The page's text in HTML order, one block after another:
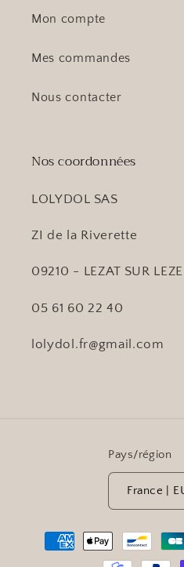
Mon compte
Mes commandes
Nous contacter
Nos coordonnées
LOLYDOL SAS
ZI de la Riverette
09210 - LEZAT SUR LEZE
05 61 60 22 40
lolydol.fr@gmail.com
Pays/région
Moyens